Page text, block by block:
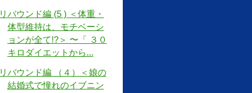
リバウンド編 (5 ) ＜体重・
体型維持は、モチベーシ
ョンが全て!?＞ 〜「 ３０
キロダイエットから...
リバウンド編 （４）＜娘の
結婚式で憧れのイブニン